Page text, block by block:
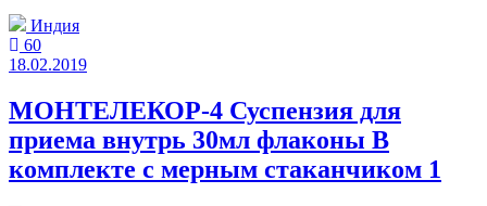
Индия
60
18.02.2019
МОНТЕЛЕКОР-4 Суспензия для
приема внутрь 30мл флаконы В
комплекте с мерным стаканчиком 1